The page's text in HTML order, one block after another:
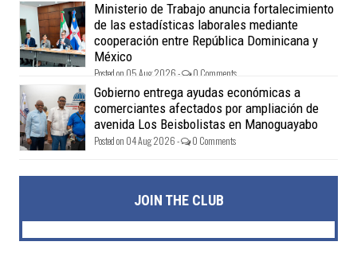
Ministerio de Trabajo anuncia fortalecimiento
de las estadísticas laborales mediante
cooperación entre República Dominicana y
México
Posted on 05 Aug 2026 - 0 Comments
Gobierno entrega ayudas económicas a
comerciantes afectados por ampliación de
avenida Los Beisbolistas en Manoguayabo
Posted on 04 Aug 2026 - 0 Comments
JOIN THE CLUB